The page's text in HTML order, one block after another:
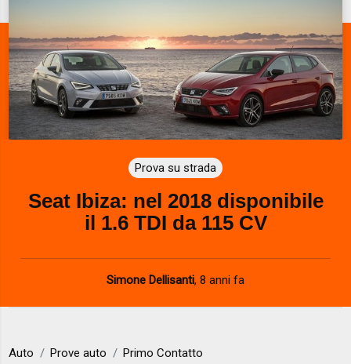
Prova su strada
Seat Ibiza: nel 2018 disponibile
il 1.6 TDI da 115 CV
Simone Dellisanti, 8 anni fa
Auto Prove auto Primo Contatto